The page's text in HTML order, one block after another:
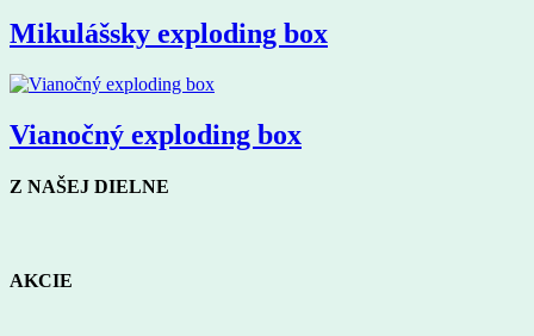
Mikulášsky exploding box
Vianočný exploding box
Z NAŠEJ DIELNE
AKCIE